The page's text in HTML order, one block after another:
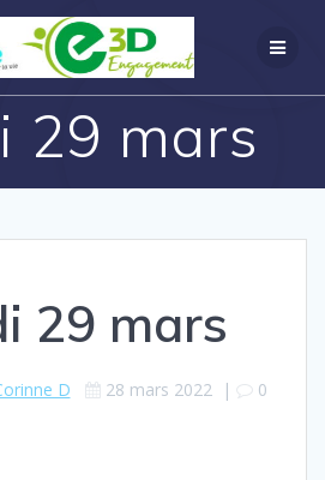
29 mars
29 mars
D 28 mars 2022| 0